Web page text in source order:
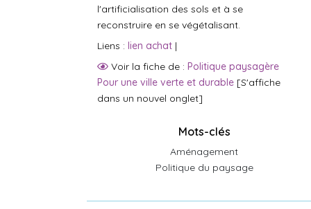
l'artificialisation des sols et à se
reconstruire en se végétalisant.
Liens : lien achat |
Voir la fiche de : Politique paysagère
Pour une ville verte et durable [S'affiche
dans un nouvel onglet]
Mots-clés
Aménagement
Politique du paysage